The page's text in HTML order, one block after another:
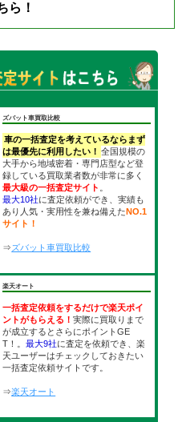
ら！
ズバット車買取比較
車の一括査定を考えているならまず
は最優先に利用したい！ 全国規模の
大手から地域密着・専門店型など登
録している買取業者数が非常に多く
最大級の一括査定サイト
最大10社に査定依頼ができ、実績も
あり人気・実用性を兼ね備えたNO.1
サイト！
⇒ズバット車買取比較
楽天オート
一括査定依頼をするだけで楽天ポイ
ントがもらえる！実際に買取りまで
が成立するとさらにポイントGE
T！。最大9社に査定を依頼でき、楽
天ユーザーはチェックしておきたい
一括査定依頼サイトです。
⇒楽天オート